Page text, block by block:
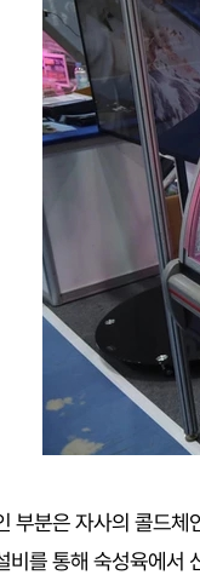
부분은 자사의 콜드
를 통해 숙성육에서